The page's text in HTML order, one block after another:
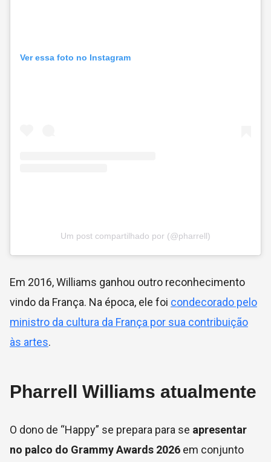
Ver essa foto no Instagram
Um post compartilhado por (@pharrell)
Em 2016, Williams ganhou outro reconhecimento
vindo da França. Na época, ele foi condecorado pelo
ministro da cultura da França por sua contribuição
às artes.
Pharrell Williams atualmente
O dono de “Happy” se prepara para se apresentar
no palco do Grammy Awards 2026 em conjunto